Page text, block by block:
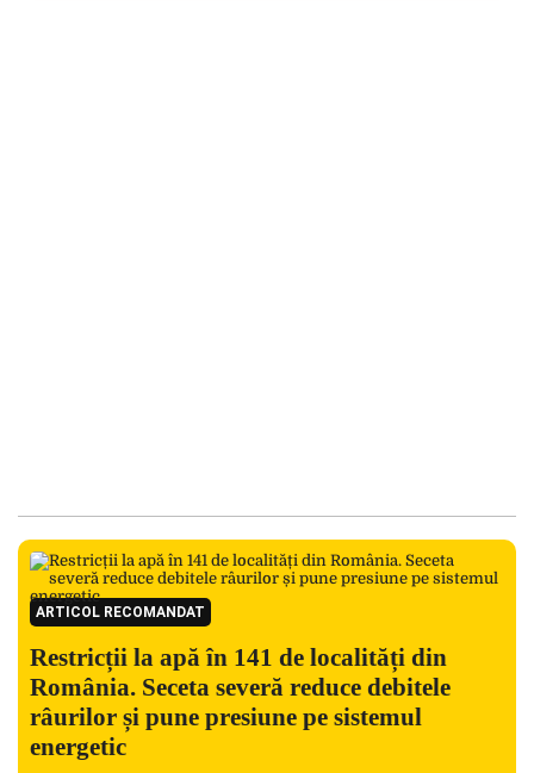
ARTICOL RECOMANDAT
Restricții la apă în 141 de localități din
România. Seceta severă reduce debitele
râurilor și pune presiune pe sistemul
energetic